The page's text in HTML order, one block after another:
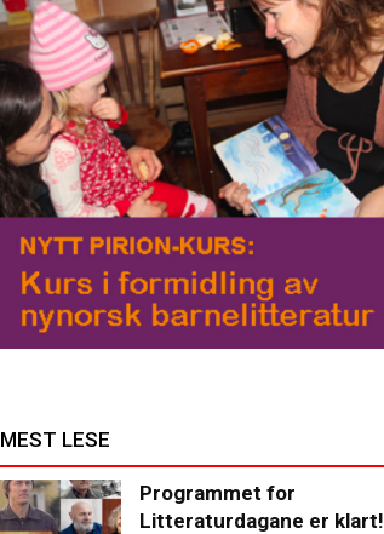
MEST LESE
Programmet for
Litteraturdagane er klart!